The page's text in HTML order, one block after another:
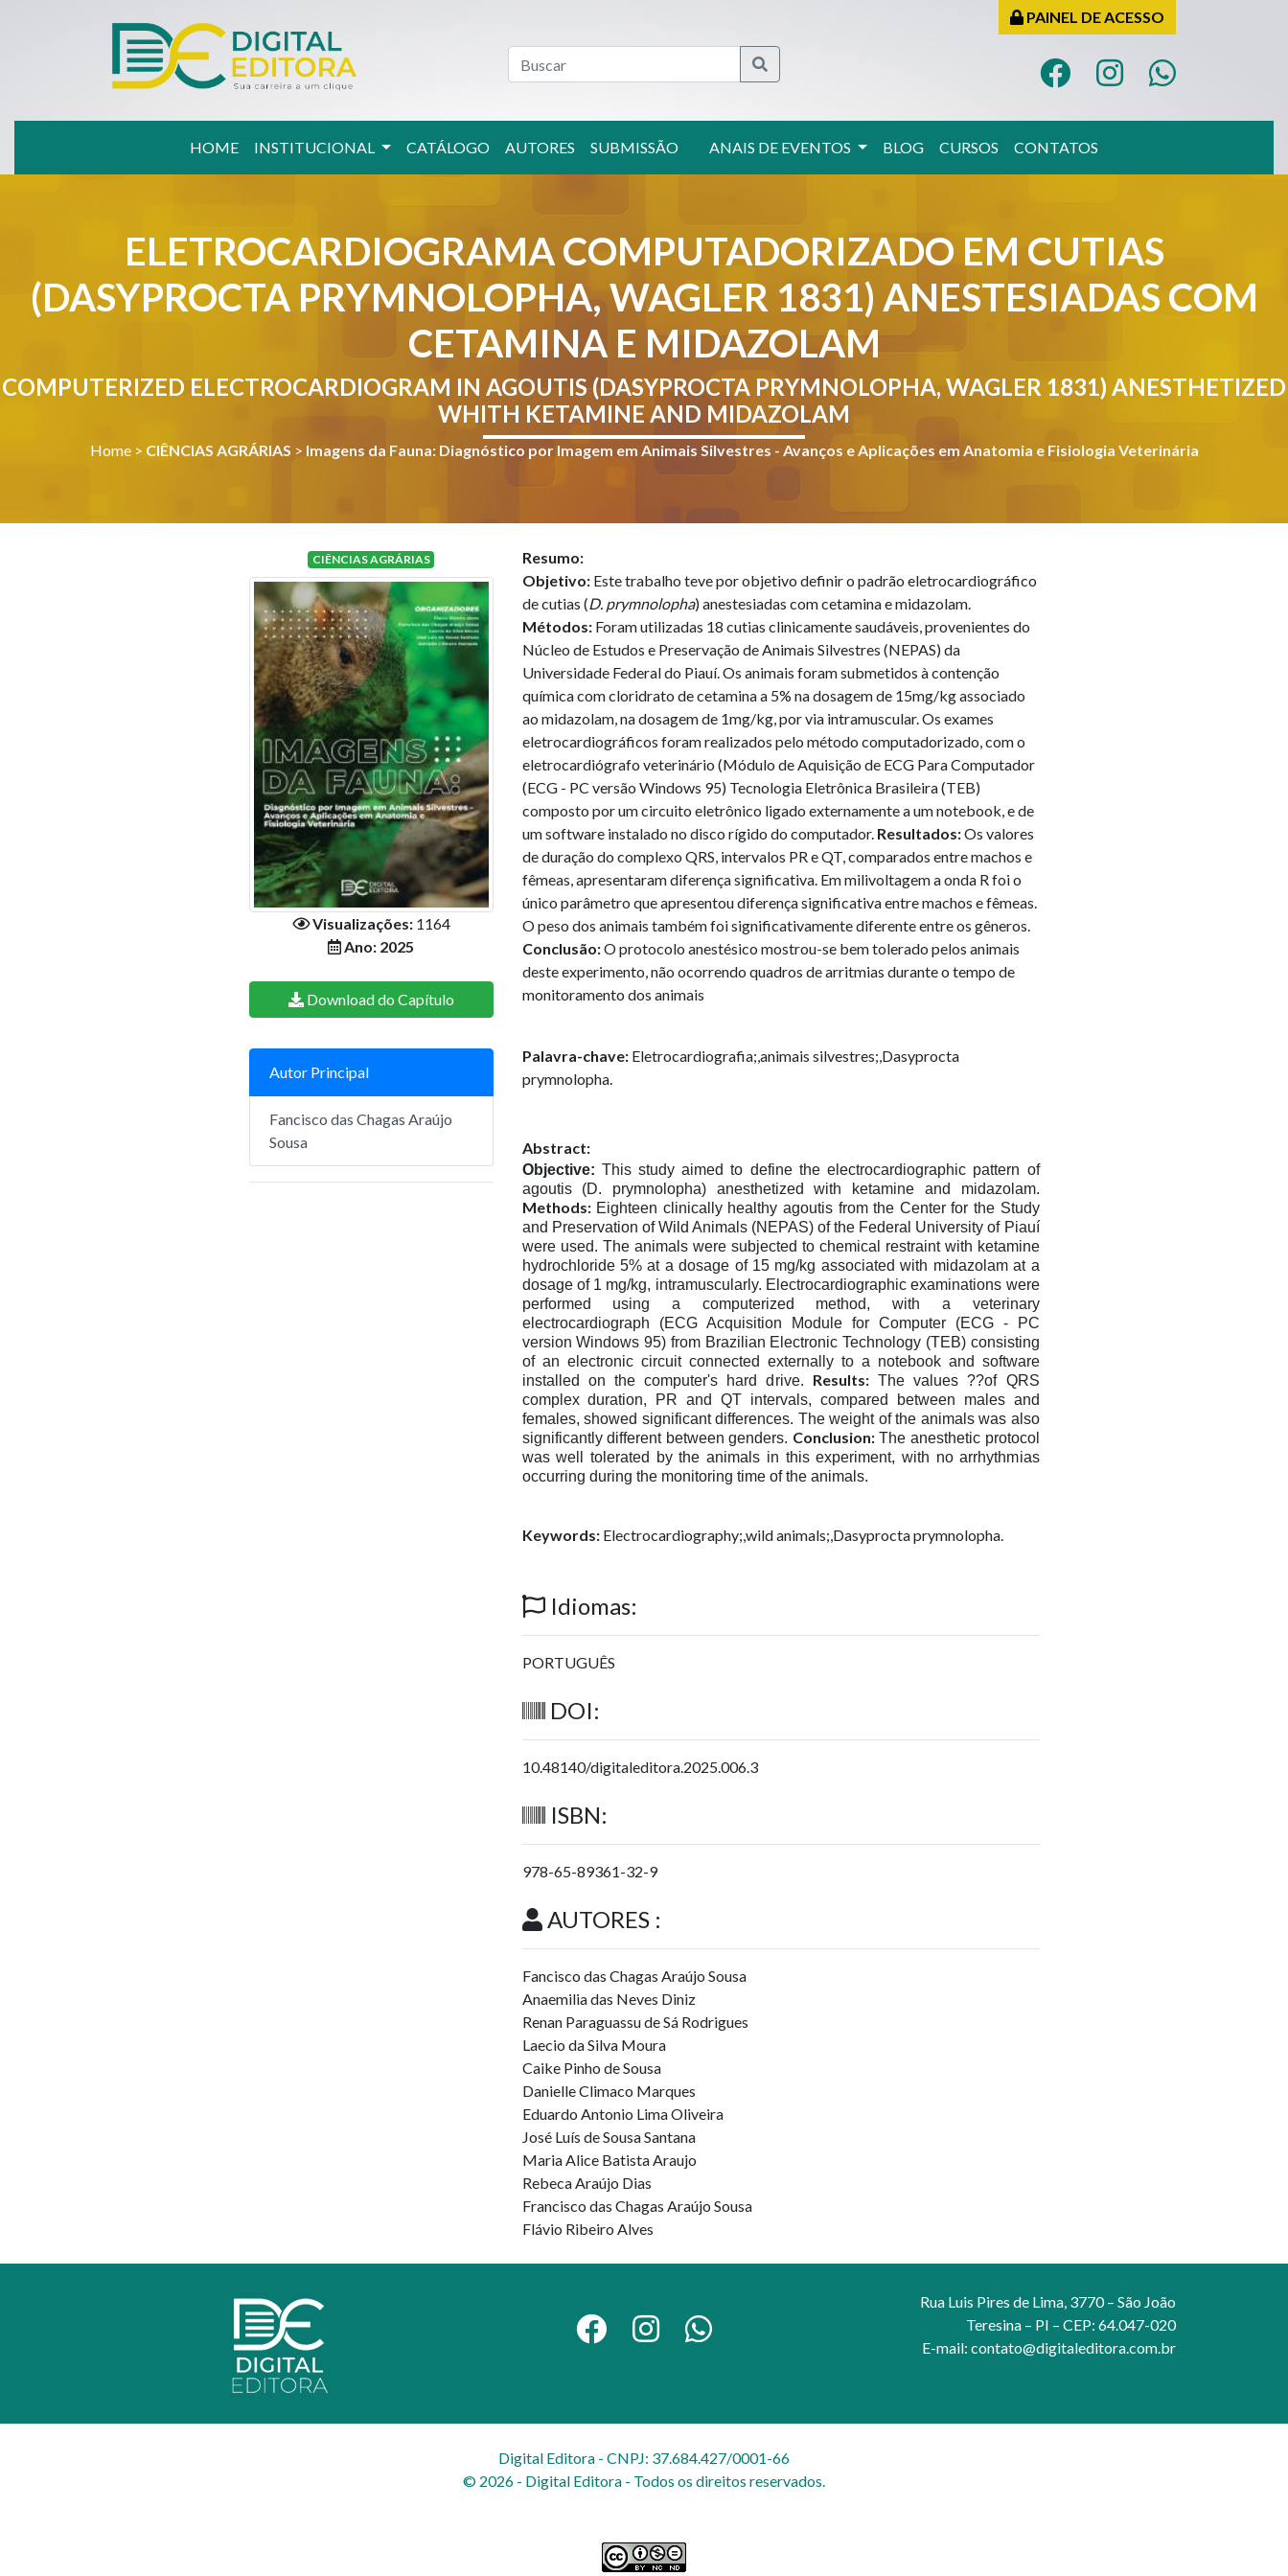
PAINEL DE ACESSO
HOME INSTITUCIONAL CATÁLOGO AUTORES SUBMISSÃO ANAIS DE EVENTOS BLOG CURSOS CONTATOS
ELETROCARDIOGRAMA COMPUTADORIZADO EM CUTIAS
(DASYPROCTA PRYMNOLOPHA, WAGLER 1831) ANESTESIADAS COM
CETAMINA E MIDAZOLAM
COMPUTERIZED ELECTROCARDIOGRAM IN AGOUTIS (DASYPROCTA PRYMNOLOPHA, WAGLER 1831) ANESTHETIZED
WHITH KETAMINE AND MIDAZOLAM
Home > CIÊNCIAS AGRÁRIAS > Imagens da Fauna: Diagnóstico por Imagem em Animais Silvestres - Avanços e Aplicações em Anatomia e Fisiologia Veterinária
CIÊNCIAS AGRÁRIAS
Visualizações: 1164
Ano: 2025
Download do Capítulo
Autor Principal
Fancisco das Chagas Araújo
Sousa
Resumo:
Objetivo:Este trabalho teve por objetivo definir o padrão eletrocardiográfico
de cutias (D. prymnolopha) anestesiadas com cetamina e midazolam.
Métodos:Foram utilizadas 18 cutias clinicamente saudáveis, provenientes do
Núcleo de Estudos e Preservação de Animais Silvestres (NEPAS) da
Universidade Federal do Piauí. Os animais foram submetidos à contenção
química com cloridrato de cetamina a 5% na dosagem de 15mg/kg associado
ao midazolam, na dosagem de 1mg/kg, por via intramuscular. Os exames
eletrocardiográficos foram realizados pelo método computadorizado, com o
eletrocardiógrafo veterinário (Módulo de Aquisição de ECG Para Computador
(ECG - PC versão Windows 95) Tecnologia Eletrônica Brasileira (TEB)
composto por um circuito eletrônico ligado externamente a um notebook, e de
um software instalado no disco rígido do computador. Resultados:Os valores
de duração do complexo QRS, intervalos PR e QT, comparados entre machos e
fêmeas, apresentaram diferença significativa. Em milivoltagem a onda R foi o
único parâmetro que apresentou diferença significativa entre machos e fêmeas.
O peso dos animais também foi significativamente diferente entre os gêneros.
Conclusão:O protocolo anestésico mostrou-se bem tolerado pelos animais
deste experimento, não ocorrendo quadros de arritmias durante o tempo de
monitoramento dos animais
Palavra-chave:Eletrocardiografia;,animais silvestres;,Dasyprocta
prymnolopha.
Abstract:
Objective: This study aimed to define the electrocardiographic pattern of
agoutis (D. prymnolopha) anesthetized with ketamine and midazolam.
Methods:Eighteen clinically healthy agoutis from the Center for the Study
and Preservation of Wild Animals (NEPAS) of the Federal University of Piauí
were used. The animals were subjected to chemical restraint with ketamine
hydrochloride 5% at a dosage of 15 mg/kg associated with midazolam at a
dosage of 1 mg/kg, intramuscularly. Electrocardiographic examinations were
performed using a computerized method, with a veterinary
electrocardiograph (ECG Acquisition Module for Computer (ECG - PC
version Windows 95) from Brazilian Electronic Technology (TEB) consisting
of an electronic circuit connected externally to a notebook and software
installed on the computer's hard drive. Results:The values ??of QRS
complex duration, PR and QT intervals, compared between males and
females, showed significant differences. The weight of the animals was also
significantly different between genders. Conclusion:The anesthetic protocol
was well tolerated by the animals in this experiment, with no arrhythmias
occurring during the monitoring time of the animals.
Keywords: Electrocardiography;,wild animals;,Dasyprocta prymnolopha.
Idiomas:
PORTUGUÊS
DOI:
10.48140/digitaleditora.2025.006.3
ISBN:
978-65-89361-32-9
AUTORES :
Fancisco das Chagas Araújo Sousa
Anaemilia das Neves Diniz
Renan Paraguassu de Sá Rodrigues
Laecio da Silva Moura
Caike Pinho de Sousa
Danielle Climaco Marques
Eduardo Antonio Lima Oliveira
José Luís de Sousa Santana
Maria Alice Batista Araujo
Rebeca Araújo Dias
Francisco das Chagas Araújo Sousa
Flávio Ribeiro Alves
Rua Luis Pires de Lima, 3770 – São João
Teresina – PI – CEP: 64.047-020
E-mail: contato@digitaleditora.com.br
Digital Editora - CNPJ: 37.684.427/0001-66
© 2026 - Digital Editora - Todos os direitos reservados.